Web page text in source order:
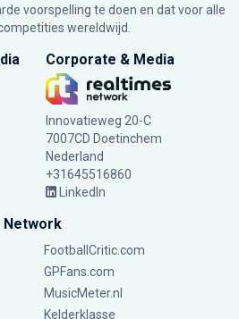
voorspelling te doen en dat voor alle
wereldwijd.
Corporate & Media
Innovatieweg 20-C
7007CD Doetinchem
Nederland
+31645516860
LinkedIn
Network
FootballCritic.com
GPFans.com
MusicMeter.nl
Kelderklasse